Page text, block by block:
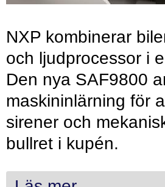
NXP kombinerar
och ljudprocessor i
Den nya SAF9800
maskininlärning för
sirener och
bullret i kupén.